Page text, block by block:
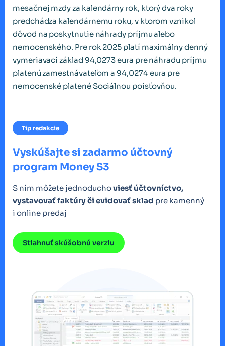
mesačnej mzdy za kalendárny rok, ktorý dva roky
predchádza kalendárnemu roku, v ktorom vznikol
dôvod na poskytnutie náhrady príjmu alebo
nemocenského. Pre rok 2025 platí maximálny denný
vymeriavací základ 94,0273 eura pre náhradu príjmu
platenú zamestnávateľom a 94,0274 eura pre
nemocenské platené Sociálnou poisťovňou.
Tip redakcie
Vyskúšajte si zadarmo účtovný
program Money S3
S ním môžete jednoduchoviesť účtovníctvo,
vystavovať faktúry či evidovať sklad pre kamenný
i online predaj
Stiahnuť skúšobnú verziu